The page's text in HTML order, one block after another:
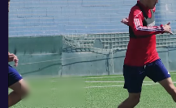
Une société de :